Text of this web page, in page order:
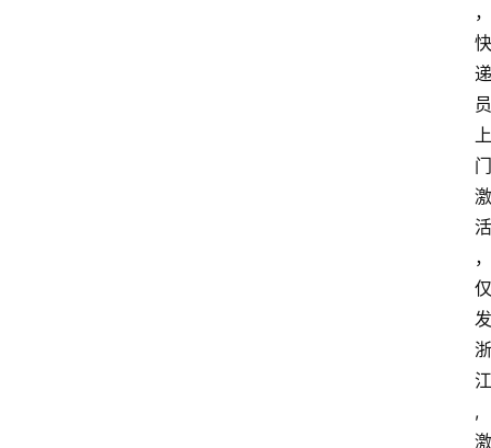
，
快
递
员
上
门
激
活
，
仅
发
浙
江
,
激